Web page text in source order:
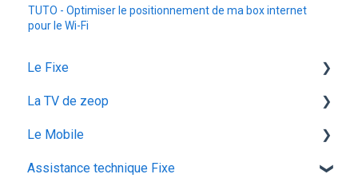
TUTO - Optimiser le positionnement de ma box internet
pour le Wi-Fi
Le Fixe
Facturation
Les services
Gestion email
La TV de zeop
Les bouquets chaines en option
Plateforme streaming - SVOD
Le Mobile
configuration ios
Assistance technique Fixe